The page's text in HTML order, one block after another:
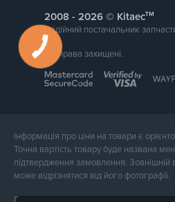
2008 - © Kitaecтм
Надійний постачальник
Всі права захищені.
Інформація про ціни на товари є
Точна вартість товару буде названа
підтвердження замовлення. Зовнішній
може відрізнятися від його фотографії.